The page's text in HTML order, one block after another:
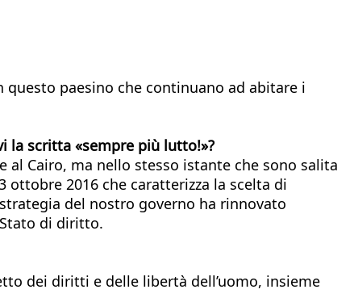
paesino che continuano ad abitare i
la scritta «sempre più lutto!»?
al Cairo, ma nello stesso istante che sono salita
2016 che caratterizza la scelta di
del nostro governo ha rinnovato
di diritto.
dei diritti e delle libertà dell’uomo, insieme